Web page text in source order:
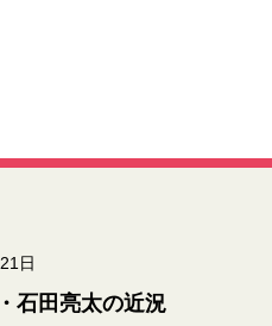
日
石田亮太の近況